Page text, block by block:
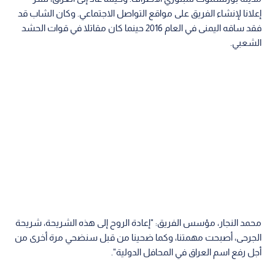
إعلانا لإنشاء الفريق على مواقع التواصل الاجتماعي. وكان الشاب قد
فقد ساقه اليمنى في العام 2016 حينما كان مقاتلا في قوات الحشد
الشعبي.
محمد النجار، مؤسس الفريق: "إعادة الروح إلى هذه الشريحة، شريحة
الجرحى، أصبحت مهمتنا، وكما ضحينا من قبل سنضحي مرة أخرى من
أجل رفع اسم العراق في المحافل الدولية".